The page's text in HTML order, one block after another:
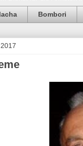
Bombori